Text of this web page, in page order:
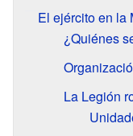
El ejército en la
¿Quiénes
La Legión